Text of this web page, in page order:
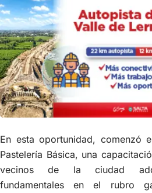
En esta oportunidad, comenzó
Pastelería Básica, una
vecinos de la ciudad
fundamentales en el rubro